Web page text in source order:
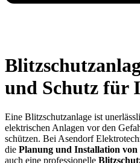
und Schutz für
Eine Blitzschutzanlage ist
elektrischen Anlagen vor den
schützen. Bei Asendorf
die Planung und Installation von
auch eine professionelle